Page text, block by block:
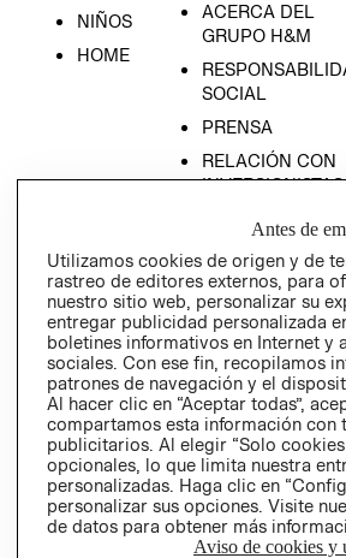
NIÑOS
HOME
ACERCA DEL
GRUPO H&M
SOCIAL
PRENSA
RELACIÓN CON
INVERSIONISTAS
POLÍTICA
EMPRESARIAL
Antes de
Utilizamos cookies de origen y de
rastreo de editores externos, para
nuestro sitio web, personalizar su
entregar publicidad personalizada
boletines informativos en Internet y
sociales. Con ese fin, recopilamos
patrones de navegación y el
Al hacer clic en “Aceptar todas”,
compartamos esta información con
publicitarios. Al elegir “Solo
opcionales, lo que limita nuestra
personalizadas. Haga clic en
personalizar sus opciones. Visite
de datos para obtener más
Aviso de cookies y